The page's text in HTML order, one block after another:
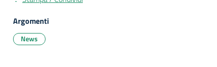
Argomenti
News